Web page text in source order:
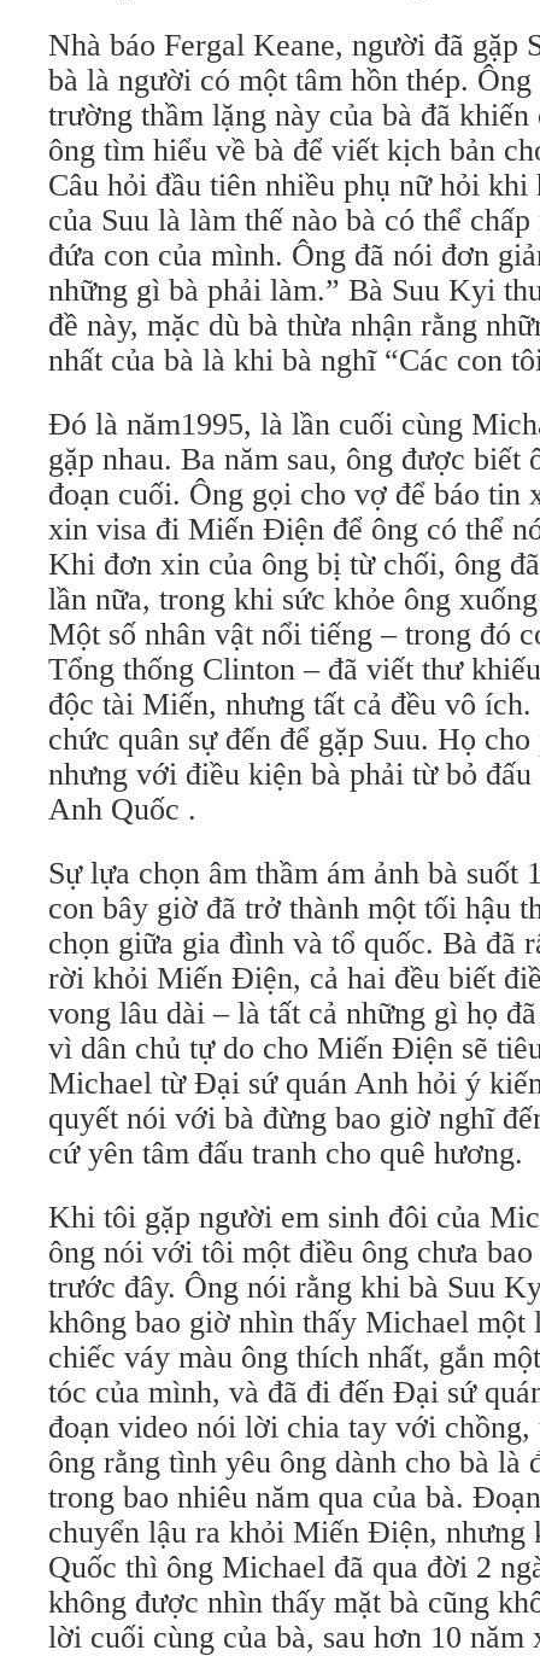
Nhà báo Fergal Keane, người đã gặp
bà là người có một tâm hồn thép.
trường thầm lặng này của bà đã
ông tìm hiểu về bà để viết kịch bản
Câu hỏi đầu tiên nhiều phụ nữ hỏi khi
của Suu là làm thế nào bà có thể
đứa con của mình. Ông đã nói đơn
những gì bà phải làm.” Bà Suu Kyi
đề này, mặc dù bà thừa nhận rằng
nhất của bà là khi bà nghĩ “Các con
Đó là năm1995, là lần cuối cùng
gặp nhau. Ba năm sau, ông được biết
đoạn cuối. Ông gọi cho vợ để báo tin
xin visa đi Miến Điện để ông có thể
Khi đơn xin của ông bị từ chối, ông
lần nữa, trong khi sức khỏe ông
Một số nhân vật nổi tiếng – trong đó
Tổng thống Clinton – đã viết thư
độc tài Miến, nhưng tất cả đều vô
chức quân sự đến để gặp Suu. Họ
nhưng với điều kiện bà phải từ bỏ
Anh Quốc .
Sự lựa chọn âm thầm ám ảnh bà suốt
con bây giờ đã trở thành một tối hậu
chọn giữa gia đình và tổ quốc. Bà đã
rời khỏi Miến Điện, cả hai đều biết
vong lâu dài – là tất cả những gì họ
vì dân chủ tự do cho Miến Điện sẽ
Michael từ Đại sứ quán Anh hỏi ý
quyết nói với bà đừng bao giờ nghĩ
cứ yên tâm đấu tranh cho quê hương.
Khi tôi gặp người em sinh đôi của
ông nói với tôi một điều ông chưa
trước đây. Ông nói rằng khi bà Suu
không bao giờ nhìn thấy Michael một
chiếc váy màu ông thích nhất, gắn
tóc của mình, và đã đi đến Đại sứ
đoạn video nói lời chia tay với
ông rằng tình yêu ông dành cho bà là
trong bao nhiêu năm qua của bà.
chuyển lậu ra khỏi Miến Điện, nhưng
Quốc thì ông Michael đã qua đời 2
không được nhìn thấy mặt bà cũng
lời cuối cùng của bà, sau hơn 10 năm